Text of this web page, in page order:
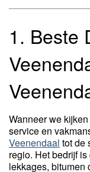
1. Beste
Wanneer we
service en
Veenendaal tot de
regio. Het bedrijf
lekkages, bitumen